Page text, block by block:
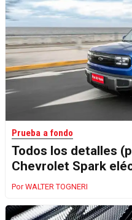
Prueba a fondo
Todos los detalles
Chevrolet Spark
WALTER TOGNERI